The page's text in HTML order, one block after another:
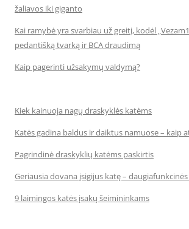
žaliavos iki giganto
Kai ramybė yra svarbiau už greitį, kodėl
pedantišką tvarką ir BCA draudimą
Kaip pagerinti užsakymų valdymą?
Kiek kainuoja nagų draskyklės katėms
Katės gadina baldus ir daiktus namuose – kaip
Pagrindinė draskyklių katėms paskirtis
Geriausia dovana įsigijus katę –
9 laimingos katės įsakų šeimininkams